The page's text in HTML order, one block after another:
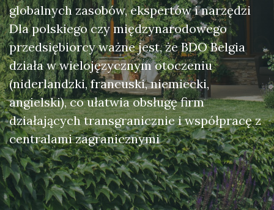
globalnych zasobów, ekspertów i narzędzi
Dla polskiego czy międzynarodowego
przedsiębiorcy ważne jest, że BDO Belgia
działa w wielojęzycznym otoczeniu
(niderlandzki, francuski, niemiecki,
angielski), co ułatwia obsługę firm
działających transgranicznie i współpracę z
centralami zagranicznymi